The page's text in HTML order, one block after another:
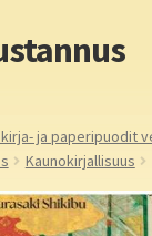
ja paperipuodit
Kaunokirjallisuus